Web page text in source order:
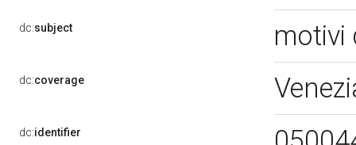
dc:subject motivi
dc:coverage
dc:identifier